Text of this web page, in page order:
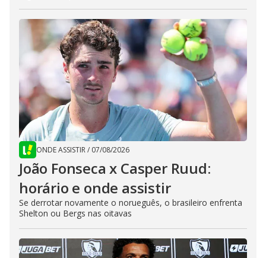
ONDE ASSISTIR/ 07/08/2026
João Fonseca x Casper Ruud:
horário e onde assistir
Se derrotar novamente o norueguês, o brasileiro enfrenta
Shelton ou Bergs nas oitavas